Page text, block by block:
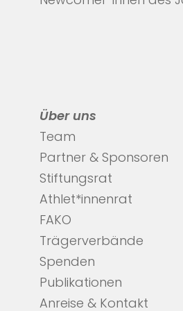
Über uns
Team
Partner & Sponsoren
Stiftungsrat
Athlet*innenrat
FAKO
Trägerverbände
Spenden
Publikationen
Anreise & Kontakt